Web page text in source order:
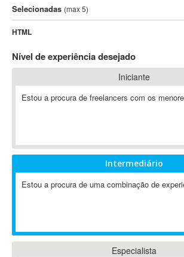
3DS Max
3GSM
4D Dimension
802.11
A&P
A2Billing
ABAP
ABBYY FineReader
Ableton Live
Selecionadas (max 5)
HTML
Nível de experiência desejado
Iniciante
Estou a procura de freelancers com os
Intermediário
Estou a procura de uma combinação de
Especialista